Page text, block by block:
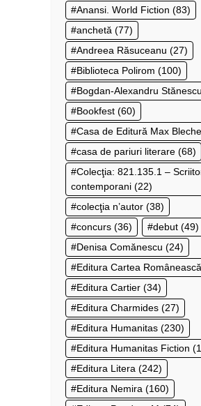
Anansi. World Fiction (83)
anchetă (77)
Andreea Răsuceanu (27)
Biblioteca Polirom (100)
Bogdan-Alexandru Stănescu
Bookfest (60)
Casa de Editură Max
casa de pariuri literare (68)
Colecţia: 821.135.1 –
contemporani (22)
colecţia n’autor (38)
concurs (36) debut (49)
Denisa Comănescu (24)
Editura Cartea Românească
Editura Cartier (34)
Editura Charmides (27)
Editura Humanitas (230)
Editura Humanitas Fiction
Editura Litera (242)
Editura Nemira (160)